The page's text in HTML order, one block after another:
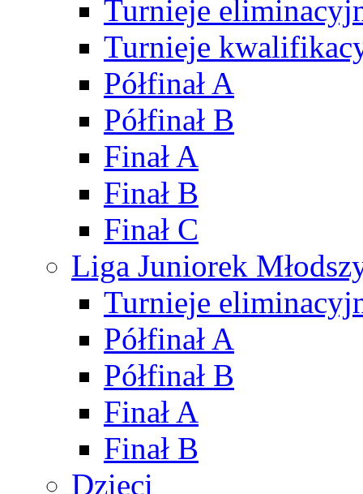
Turnieje
Turnieje
Półfinał A
Półfinał B
Finał A
Finał B
Finał C
Liga Juniorek
Turnieje
Półfinał A
Półfinał B
Finał A
Finał B
Dzieci